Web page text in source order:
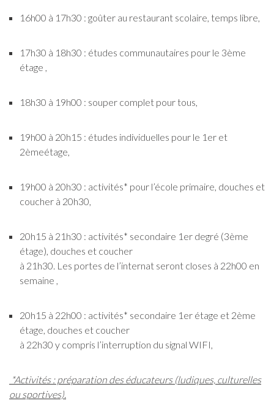
16h00 à 17h30 : goûter au restaurant scolaire, temps libre,
17h30 à 18h30 : études communautaires pour le 3ème
étage ,
18h30 à 19h00 : souper complet pour tous,
19h00 à 20h15 : études individuelles pour le 1er et
2èmeétage,
19h00 à 20h30 : activités* pour l’école primaire, douches et
coucher à 20h30,
20h15 à 21h30 : activités* secondaire 1er degré (3ème
étage), douches et coucher
à 21h30. Les portes de l’internat seront closes à 22h00 en
semaine ,
20h15 à 22h00 : activités* secondaire 1er étage et 2ème
étage, douches et coucher
à 22h30 y compris l’interruption du signal WIFI,
*Activités : préparation des éducateurs (ludiques, culturelles
ou sportives).